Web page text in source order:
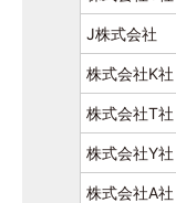
J株式会社
株式会社K社
株式会社T社
株式会社Y社
株式会社A社